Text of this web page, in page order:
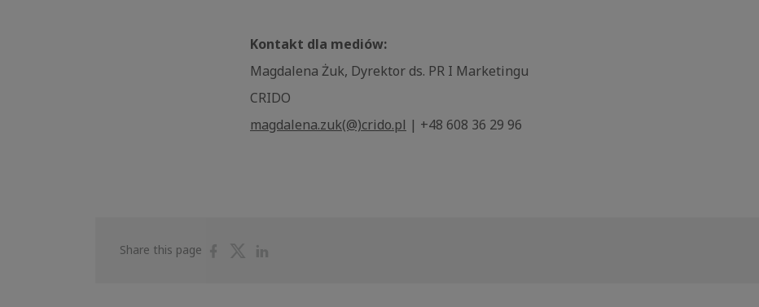
Kontakt dla mediów:
Magdalena Żuk, Dyrektor ds. PR I Marketingu
CRIDO
magdalena.zuk(@)crido.pl | +48 608 36 29 96
Share this page
ShareShare